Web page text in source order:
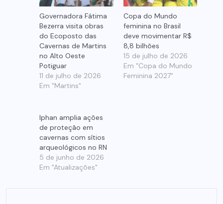
Governadora Fátima
Bezerra visita obras
do Ecoposto das
Cavernas de Martins
no Alto Oeste
Potiguar
11 de julho de 2026
Em "Martins"
Copa do Mundo
feminina no Brasil
deve movimentar R$
8,8 bilhões
15 de julho de 2026
Em "Copa do Mundo
Feminina 2027"
Iphan amplia ações
de proteção em
cavernas com sítios
arqueológicos no RN
5 de junho de 2026
Em "Atualizações"